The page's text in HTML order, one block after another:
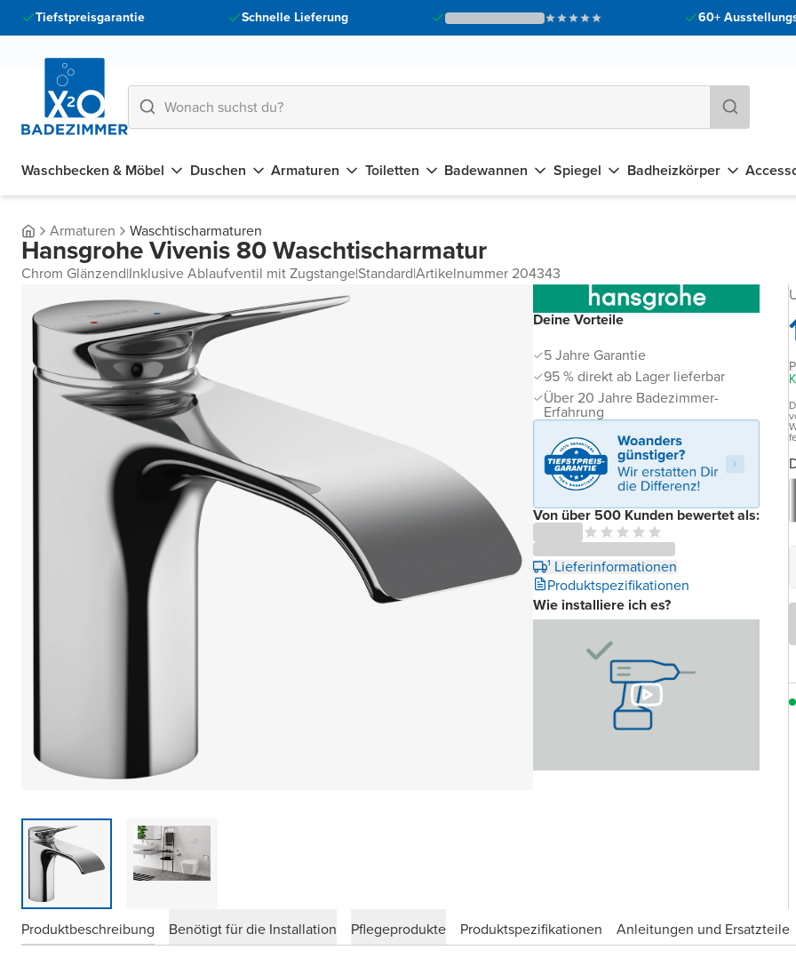
Tiefstpreisgarantie Schnelle Lieferung 60+
Waschbecken & Möbel Duschen Armaturen Toiletten Badewannen Spiegel Badheizkörper
Armaturen Waschtischarmaturen
Hansgrohe Vivenis 80 Waschtischarmatur
Chrom Glänzend|Inklusive Ablaufventil mit Zugstange|Standard|Artikelnummer 204343
Deine Vorteile
5 Jahre Garantie
95 % direkt ab Lager lieferbar
Über 20 Jahre Badezimmer-
Erfahrung
Von über 500 Kunden bewertet als:
¹ Lieferinformationen
Produktspezifikationen
Wie installiere ich es?
Produktbeschreibung Benötigt für die Installation Pflegeprodukte Produktspezifikationen
Anleitungen und Ersatzteile